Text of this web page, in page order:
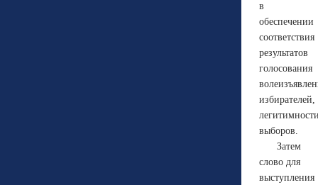
в
обеспечении
соответствия
результатов
голосования
избирателей,
выборов.
Затем
слово для
выступления